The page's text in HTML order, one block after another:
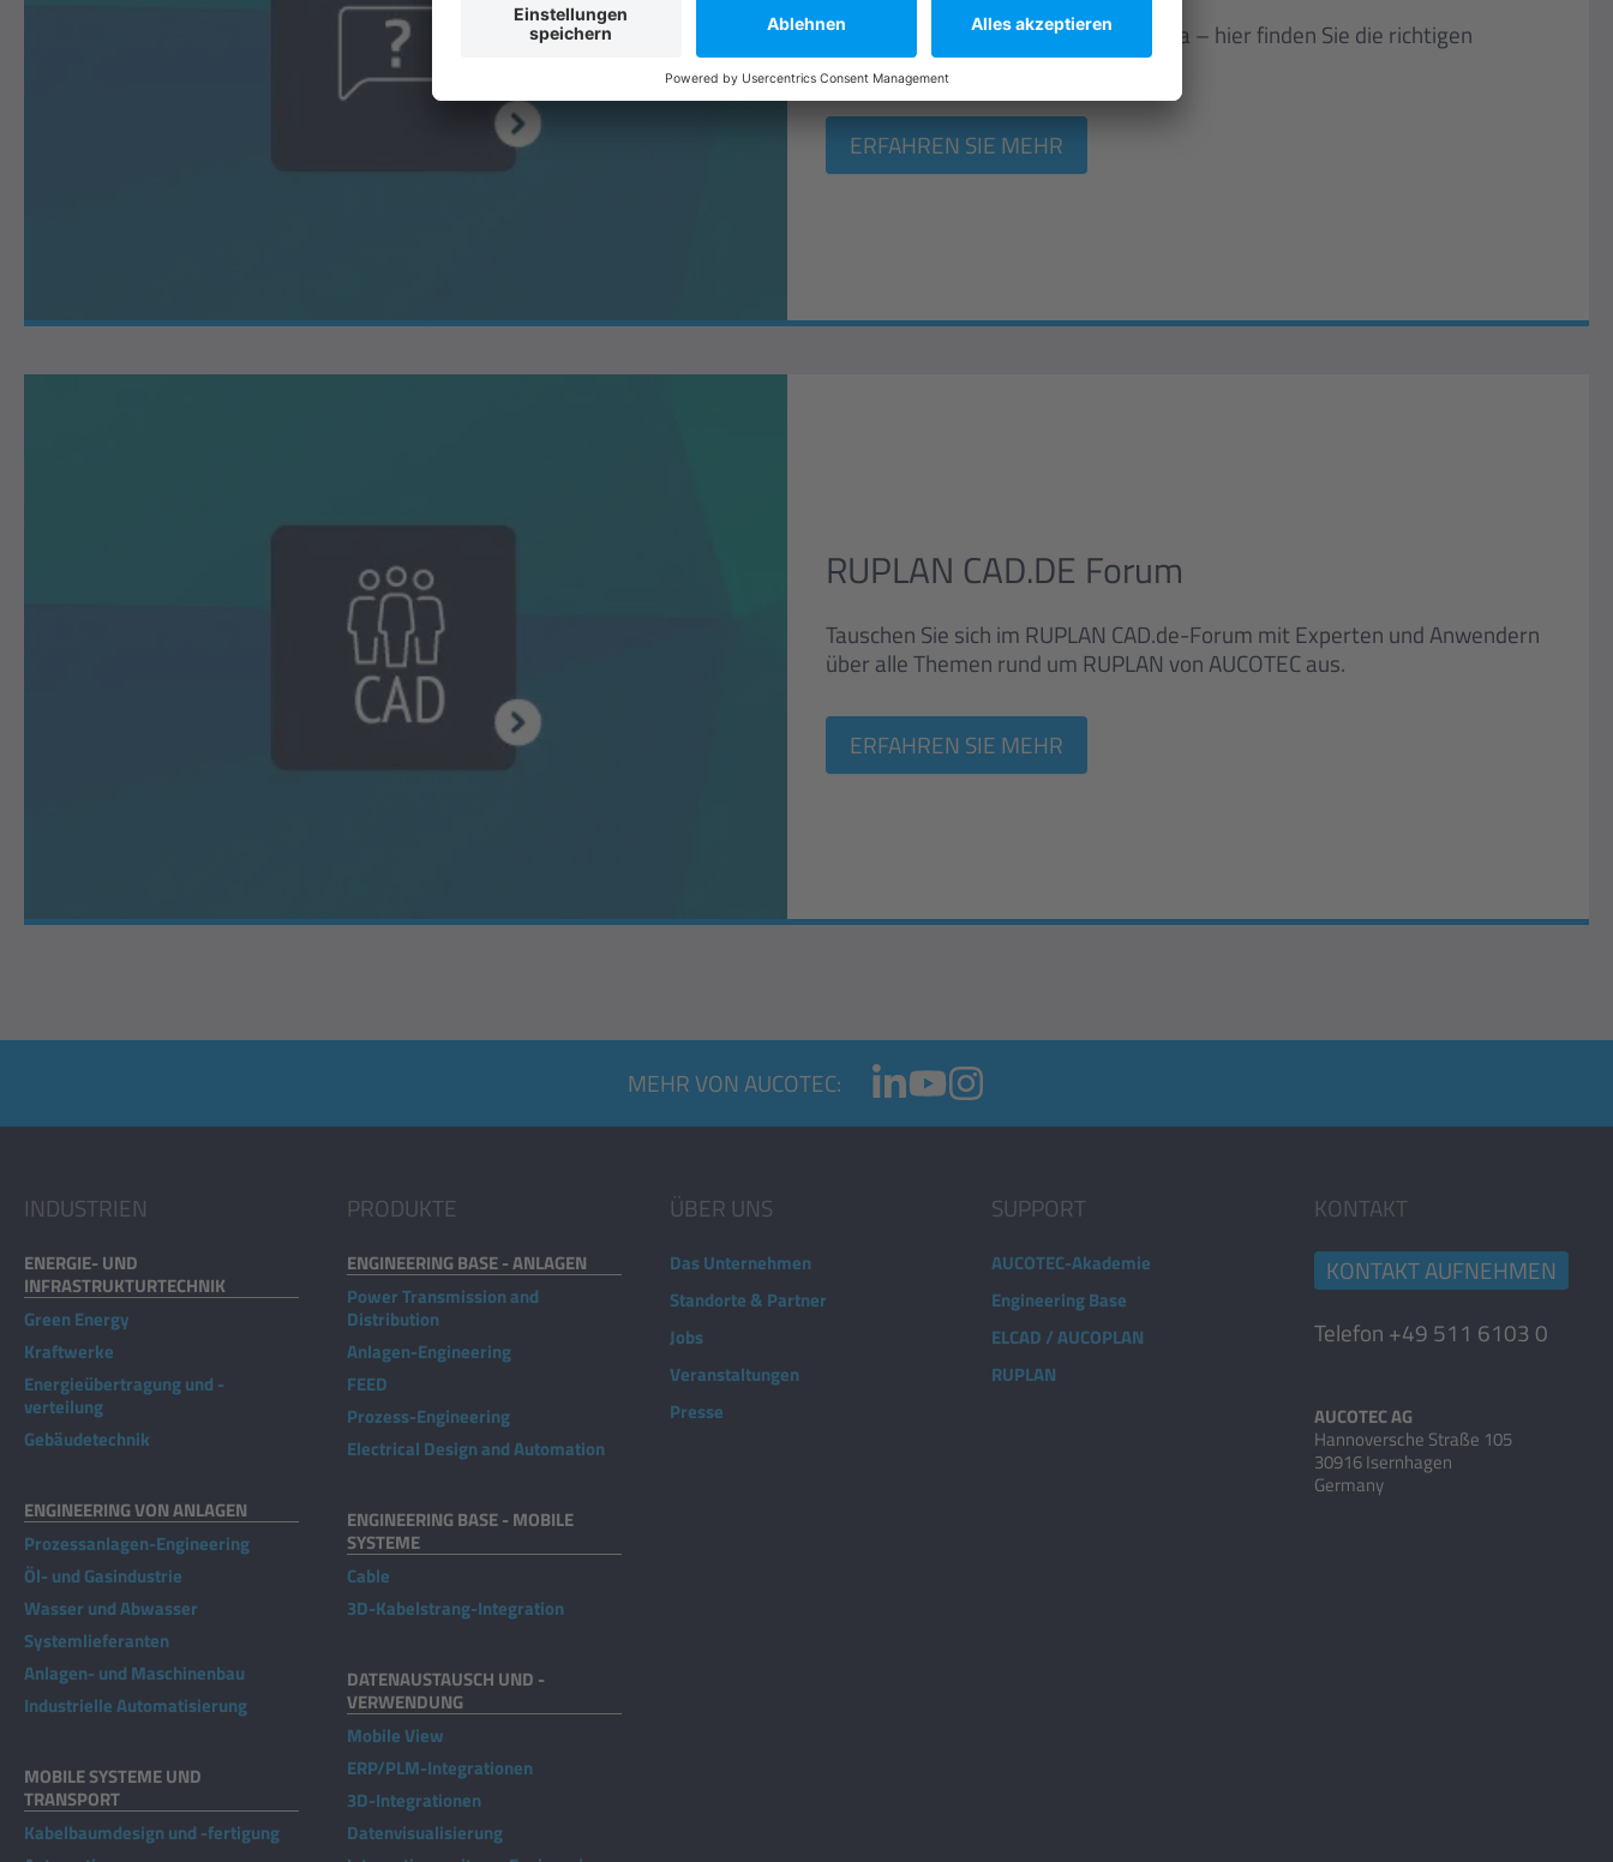
Unser Helpdesk ist weltweit für Sie da – hier finden Sie die richtigen
Ansprechpartner in Ihrer Region.
ERFAHREN SIE MEHR
RUPLAN CAD.DE Forum
Tauschen Sie sich im RUPLAN CAD.de-Forum mit Experten und Anwendern
über alle Themen rund um RUPLAN von AUCOTEC aus.
ERFAHREN SIE MEHR
MEHR VON AUCOTEC:
INDUSTRIEN
ENERGIE- UND
INFRASTRUKTURTECHNIK
Green Energy
Kraftwerke
Energieübertragung und -
verteilung
Gebäudetechnik
ENGINEERING VON ANLAGEN
Prozessanlagen-Engineering
Öl- und Gasindustrie
Wasser und Abwasser
Systemlieferanten
Anlagen- und Maschinenbau
Industrielle Automatisierung
MOBILE SYSTEME UND
TRANSPORT
Kabelbaumdesign und -fertigung
PRODUKTE
ENGINEERING BASE - ANLAGEN
Power Transmission and
Distribution
Anlagen-Engineering
FEED
Prozess-Engineering
Electrical Design and Automation
ENGINEERING BASE - MOBILE
SYSTEME
Cable
3D-Kabelstrang-Integration
DATENAUSTAUSCH UND -
VERWENDUNG
Mobile View
ERP/PLM-Integrationen
3D-Integrationen
Datenvisualisierung
ÜBER UNS
Das Unternehmen
Standorte & Partner
Jobs
Veranstaltungen
Presse
SUPPORT
AUCOTEC-Akademie
Engineering Base
ELCAD / AUCOPLAN
RUPLAN
KONTAKT
KONTAKT AUFNEHMEN
Telefon +49 511 6103 0
AUCOTEC AG
Hannoversche Straße 105
30916 Isernhagen
Germany